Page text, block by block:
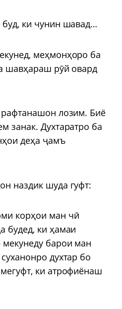
ки чунин шавад…
меҳмонҳоро ба
шавҳараш рӯй овард
лозим. Биё
занак. Духтаратро ба
деҳа ҷамъ
наздик шуда гуфт:
корҳои ман чӣ
будед, ки ҳамаи
барои ман
духтар бо
ки атрофиёнаш